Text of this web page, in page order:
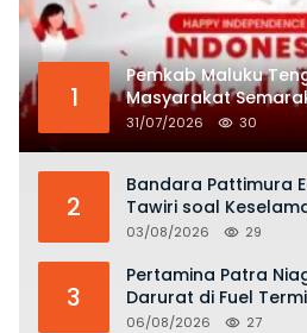
1
Pemkab Maluku
Masyarakat
dengan Semangat
31/07/2026 30
2
Bandara Pattimura
Tawiri soal
dan Bahaya
03/08/2026 29
3
Pertamina Patra
Darurat di Fuel
Risiko Kebakaran
06/08/2026 27